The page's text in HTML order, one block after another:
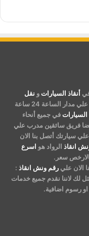
أنقاذ السيارات و نقل
والمعدات ولدينا اسطول سيارات يعمل علي مدار الساعة 24 ساعة
السيارات في جميع أنحاء
فريق سائقين مدرب علي
سيارتك أتصل بنا الان
انقاذ الرواد هو اسرع
سعر.
رقم ونش انقاذ :
لك لاننا نقدم جميع خدمات